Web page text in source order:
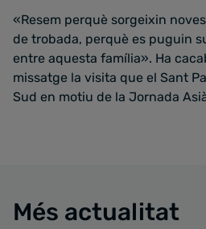
«Resem perquè sorgeixin
de trobada, perquè es puguin
entre aquesta família». Ha
missatge la visita que el Sant
Sud en motiu de la Jornada
Més actualitat